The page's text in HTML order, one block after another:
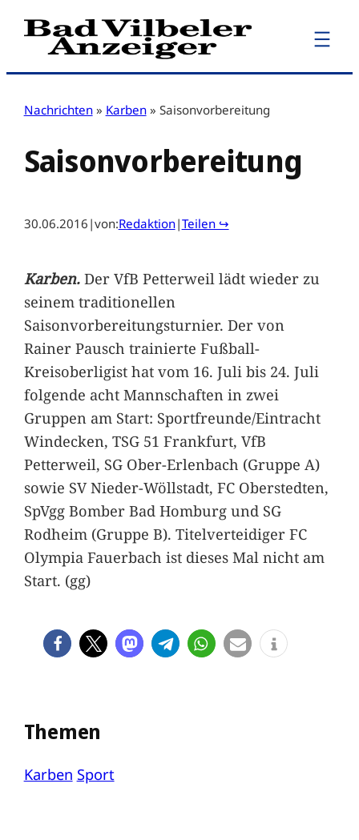
Zum
Inhalt
Nachrichten » Karben » Saisonvorbereitung
Saisonvorbereitung
30.06.2016 |von:Redaktion|Teilen ↪
Karben.Der VfB Petterweil lädt wieder zu
seinem traditionellen
Saisonvorbereitungsturnier. Der von
Rainer Pausch trainierte Fußball-
Kreisoberligist hat vom 16. Juli bis 24. Juli
folgende acht Mannschaften in zwei
Gruppen am Start: Sportfreunde/Eintracht
Windecken, TSG 51 Frankfurt, VfB
Petterweil, SG Ober-Erlenbach (Gruppe A)
sowie SV Nieder-Wöllstadt, FC Oberstedten,
SpVgg Bomber Bad Homburg und SG
Rodheim (Gruppe B). Titelverteidiger FC
Olympia Fauerbach ist dieses Mal nicht am
Start. (gg)
Themen
Karben Sport